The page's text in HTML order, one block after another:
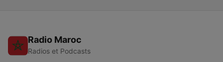
Radio Maroc
Radios et Podcasts